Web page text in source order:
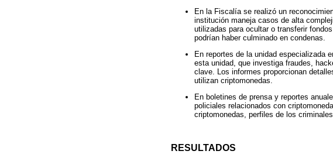
En la Fiscalía se realizó un
institución maneja casos de alta
utilizadas para ocultar o transferir
podrían haber culminado en condenas.
En reportes de la unidad especializada
esta unidad, que investiga fraudes,
clave. Los informes proporcionan
utilizan criptomonedas.
En boletines de prensa y reportes
policiales relacionados con
criptomonedas, perfiles de los
RESULTADOS